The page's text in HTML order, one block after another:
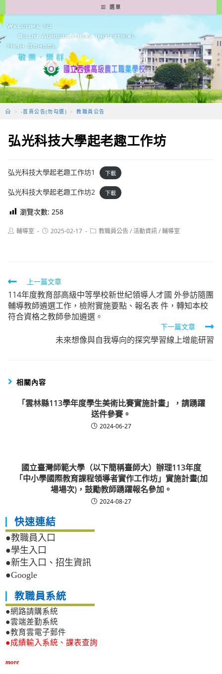
轉
至
要
容
選單
> -首頁公告(勿勾選) > 教職員公告
弘光科技大學起老趣工作坊
弘光科技大學起老趣工作坊1 下載
弘光科技大學起老趣工作坊2 下載
瀏覽次數: 258
Post輔導室
Post2025-02-17
Post教職員公告/活動資訊/輔導室
Read
more
articles
上一篇文章
114年度教育部高級中等學校新世紀領導人才國 外參訪隨團
輔導教師遴選工作，檢附實施要點、報名表 件，轉知本校
符合資格之教師參加遴選。
下一篇文章
未來想像與自我導向的探究學習線上增能研習
相關內容
「雲林縣113學年度學生美術比賽實施計畫」，請踴躍
送件參賽。
2024-06-27
國立臺灣師範大學（以下簡稱臺師大）辦理113年度
「中小學國際教育課程領導者實作工作坊」實施計畫(加
場場次)，鼓勵教師踴躍報名參加。
2024-08-27
快速連結
●教職員入口
●學生入口
●新生入口、招生資訊
●Google
教職員系統
●網路請購系統
●雲端差勤系統
●教育雲電子郵件
●成績輸入系統、課表查詢
more